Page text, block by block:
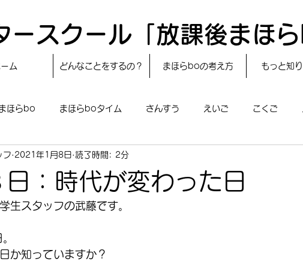
ースクール「放課後まほ
ム どんなことをするの？ まほらboの考え方 もっと知
ほらbo まほらboタイム さんすう えいご こくご
ム レシピ 24節気
まほらboのあそび まほらboの催し／行事
日：時代が変わった日
フ 2021年1月8日 読了時間: 2分
生スタッフの武藤です。
か知っていますか？